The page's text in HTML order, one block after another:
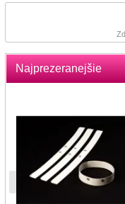
Najprezeranejšie